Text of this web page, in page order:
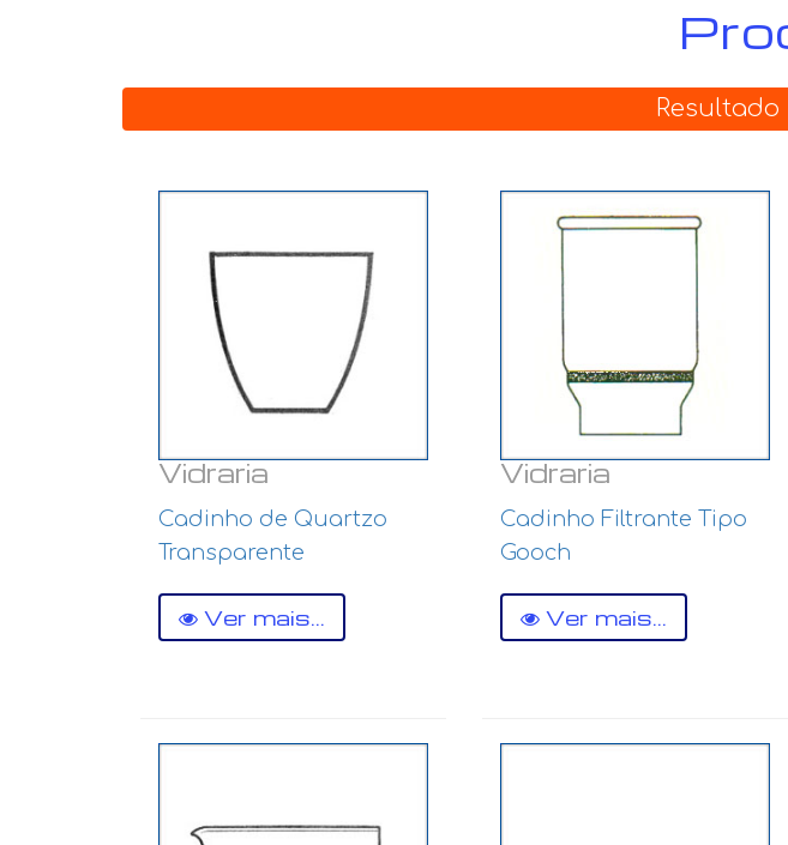
Vidraria
Cadinho de Quartzo
Transparente
Ver mais...
Vidraria
Cadinho Filtrante Tipo
Gooch
Ver mais...